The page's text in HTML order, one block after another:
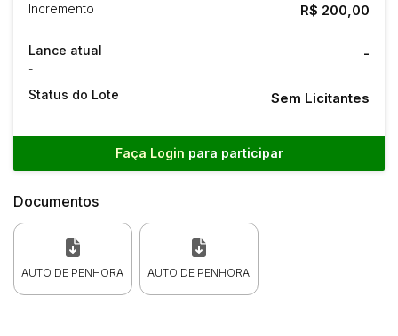
Incremento R$ 200,00
Lance atual
-
-
Status do Lote Sem Licitantes
Faça Login para participar
Documentos
AUTO DE PENHORA AUTO DE PENHORA